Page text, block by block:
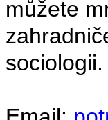
můžete